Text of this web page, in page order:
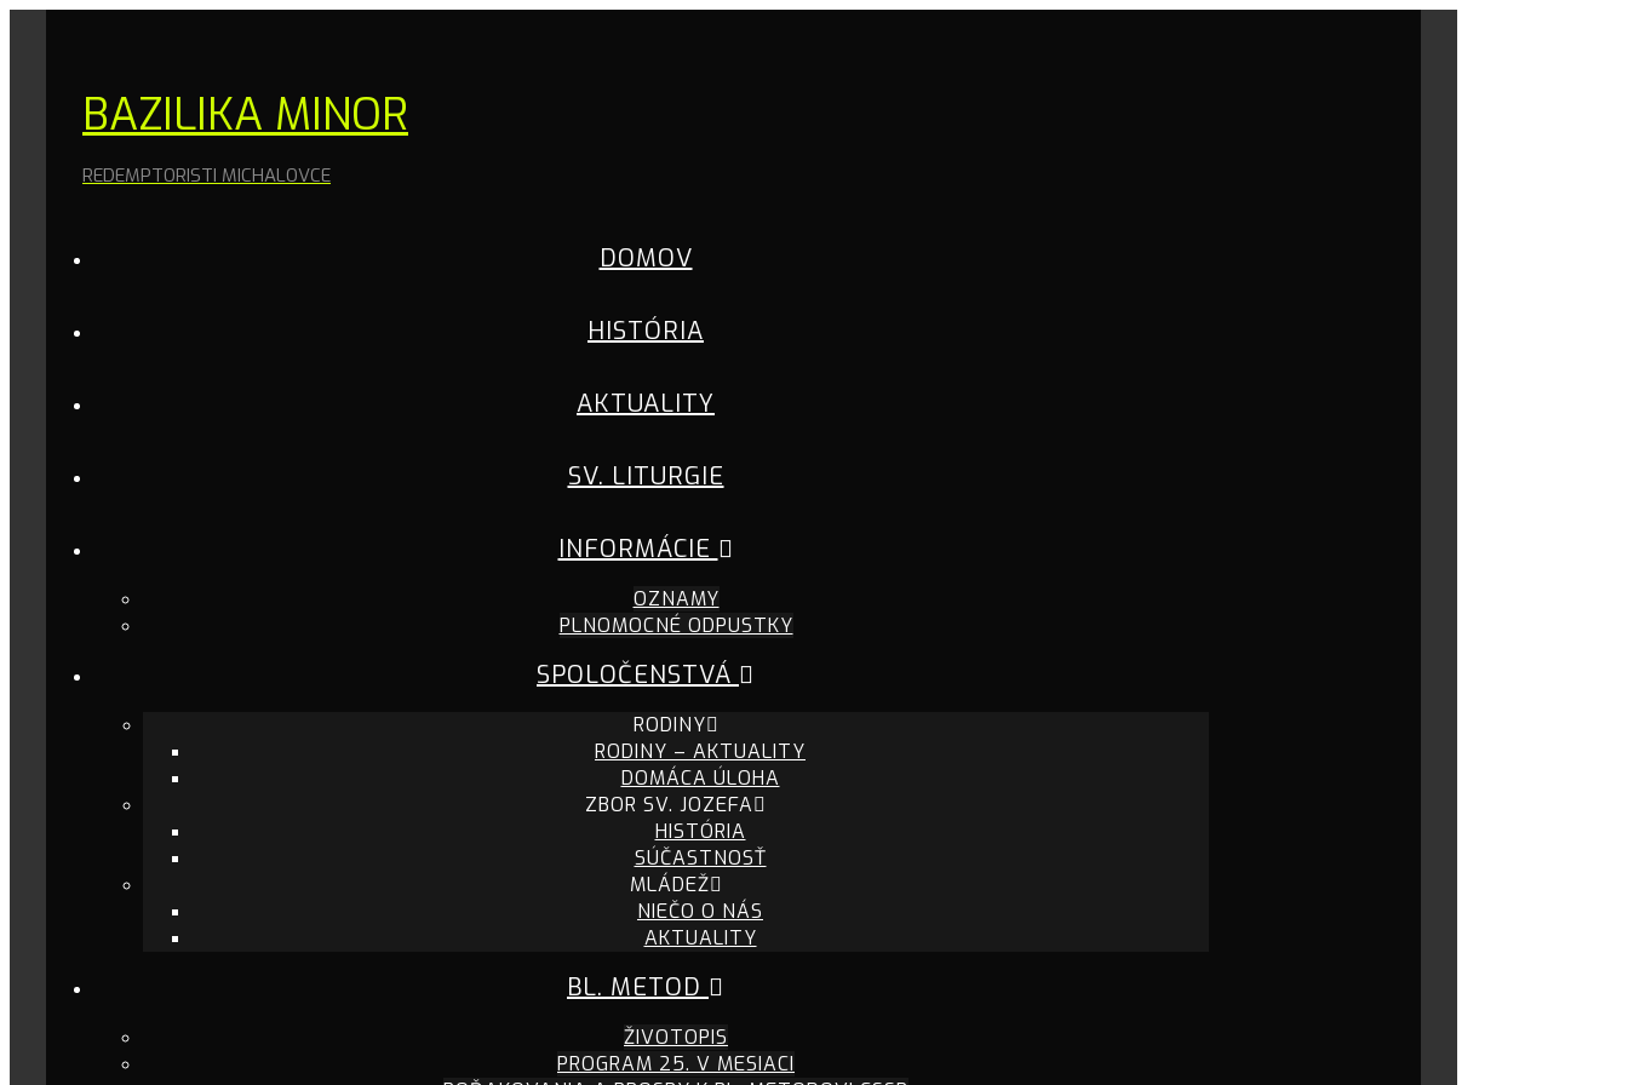
BAZILIKA MINOR
REDEMPTORISTI MICHALOVCE
DOMOV
HISTÓRIA
AKTUALITY
SV. LITURGIE
INFORMÁCIE
OZNAMY
PLNOMOCNÉ ODPUSTKY
SPOLOČENSTVÁ
RODINY
RODINY – AKTUALITY
DOMÁCA ÚLOHA
ZBOR SV. JOZEFA
HISTÓRIA
SÚČASTNOSŤ
MLÁDEŽ
NIEČO O NÁS
AKTUALITY
BL. METOD
ŽIVOTOPIS
PROGRAM 25. V MESIACI